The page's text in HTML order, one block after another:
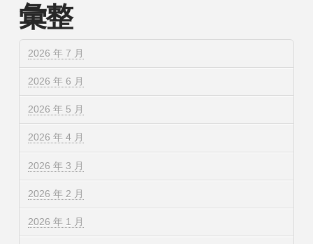
彙整
2026 年 7 月
2026 年 6 月
2026 年 5 月
2026 年 4 月
2026 年 3 月
2026 年 2 月
2026 年 1 月